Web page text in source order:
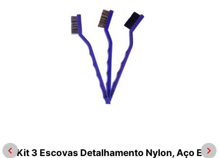
Kit 3 Escovas Detalhamento Nylon, Aço E